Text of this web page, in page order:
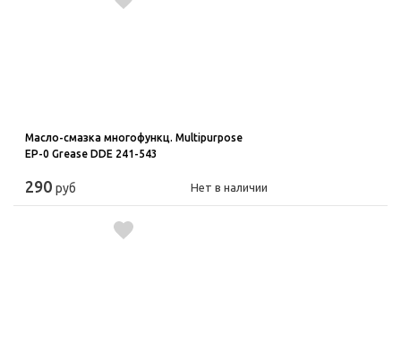
Масло-смазка многофункц. Multipurpose
ЕР-0 Grease DDE 241-543
290 руб Нет в наличии